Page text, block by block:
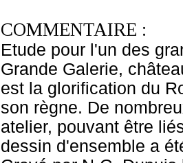
COMMENTAIRE :
Etude pour l'un des
Grande Galerie,
est la glorification du
son règne. De
atelier, pouvant être
dessin d'ensemble a